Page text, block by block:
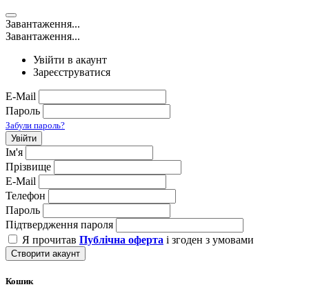
Завантаження...
Завантаження...
Увійти в акаунт
Зареєструватися
E-Mail
Пароль
Забули пароль?
Увійти
Ім'я
Прізвище
E-Mail
Телефон
Пароль
Підтвердження пароля
Я прочитав Публічна оферта і згоден з умовами
Створити акаунт
Кошик